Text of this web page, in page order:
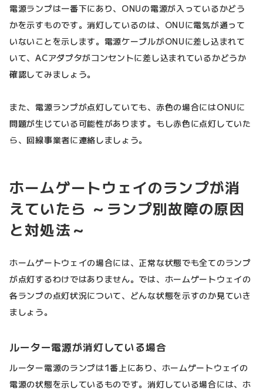
電源ランプは一番下にあり、ONUの電源が入っているかどう
かを示すものです。消灯しているのは、ONUに電気が通って
いないことを示します。電源ケーブルがONUに差し込まれて
いて、ACアダプタがコンセントに差し込まれているかどうか
確認してみましょう。
また、電源ランプが点灯していても、赤色の場合にはONUに
問題が生じている可能性があります。もし赤色に点灯していた
ら、回線事業者に連絡しましょう。
ホームゲートウェイのランプが消
えていたら ～ランプ別故障の原因
と対処法～
ホームゲートウェイの場合には、正常な状態でも全てのランプ
が点灯するわけではありません。では、ホームゲートウェイの
各ランプの点灯状況について、どんな状態を示すのか見ていき
ましょう。
ルーター電源が消灯している場合
ルーター電源のランプは1番上にあり、ホームゲートウェイの
電源の状態を示しているものです。消灯している場合には、ホ